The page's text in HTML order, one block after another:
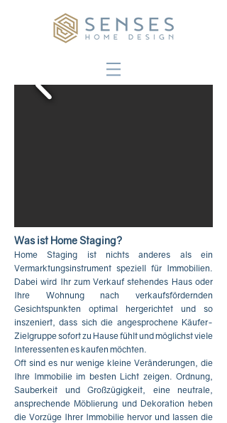
Was ist Home Staging?
Home Staging ist nichts anderes als ein
Vermarktungsinstrument speziell für Immobilien.
Dabei wird Ihr zum Verkauf stehendes Haus oder
Ihre Wohnung nach verkaufsfördernden
Gesichtspunkten optimal hergerichtet und so
inszeniert, dass sich die angesprochene Käufer-
Zielgruppe sofort zu Hause fühlt und möglichst viele
Interessenten es kaufen möchten.
Oft sind es nur wenige kleine Veränderungen, die
Ihre Immobilie im besten Licht zeigen. Ordnung,
Sauberkeit und Großzügigkeit, eine neutrale,
ansprechende Möblierung und Dekoration heben
die Vorzüge Ihrer Immobilie hervor und lassen die